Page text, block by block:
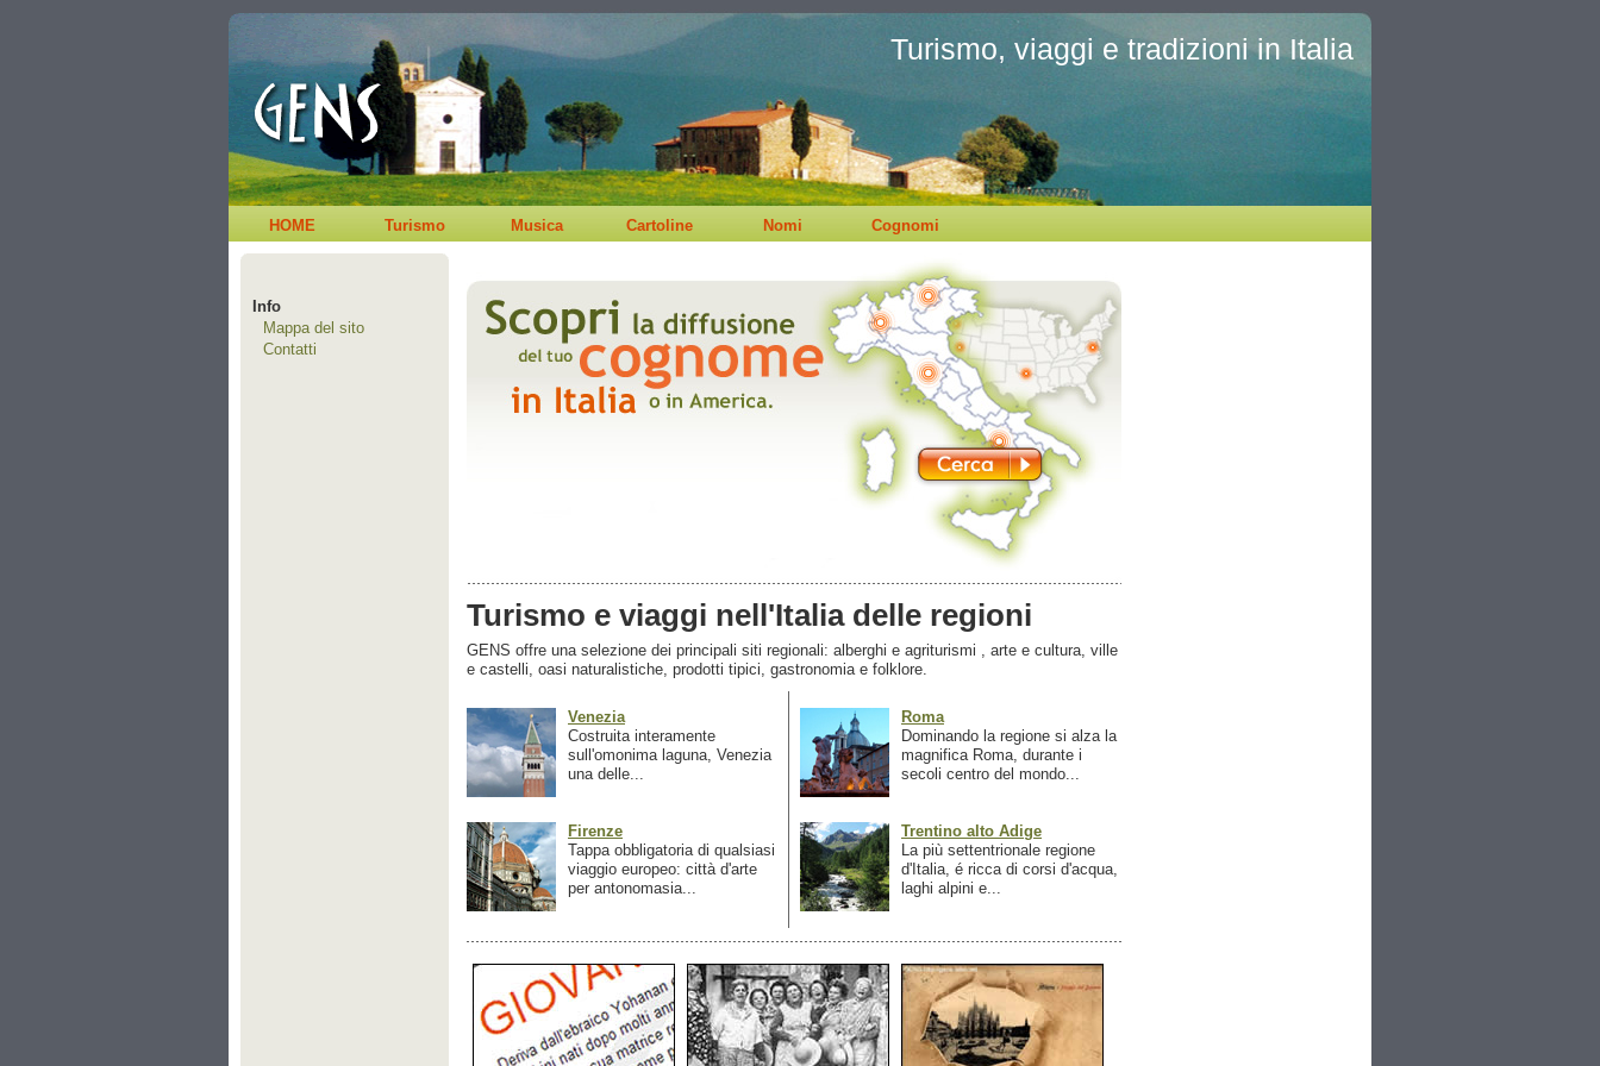
Turismo, viaggi e tradizioni in Italia
HOME Turismo Musica Cartoline Nomi Cognomi
Info
Mappa del sito
Contatti
Turismo e viaggi nell'Italia delle regioni
GENS offre una selezione dei principali siti regionali: alberghi e agriturismi , arte e cultura, ville
e castelli, oasi naturalistiche, prodotti tipici, gastronomia e folklore.
Venezia
Costruita interamente
sull'omonima laguna, Venezia
una delle...
Firenze
Tappa obbligatoria di qualsiasi
viaggio europeo: città d'arte
per antonomasia...
Roma
Dominando la regione si alza la
magnifica Roma, durante i
secoli centro del mondo...
Trentino alto Adige
La più settentrionale regione
d'Italia, é ricca di corsi d'acqua,
laghi alpini e...